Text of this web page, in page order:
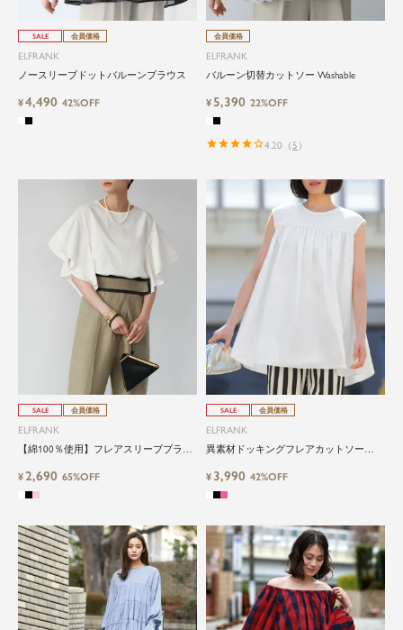
SALE 会員価格
ELFRANK
ノースリーブドットバルーンブラウス
¥4,490 42%OFF
会員価格
ELFRANK
バルーン切替カットソー Washable
¥5,390 22%OFF
4.20 （5 ）
SALE 会員価格
ELFRANK
【綿100％使用】フレアスリーブブラウ
¥2,690 65%OFF
SALE 会員価格
ELFRANK
異素材ドッキングフレアカットソー
¥ 3,990 42%OFF